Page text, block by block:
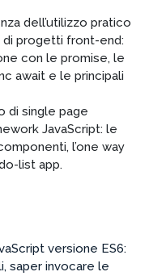
dell’utilizzo pratico
di progetti front-end:
con le promise, le
await e le principali
di single page
JavaScript: le
l’one way
list app.
versione ES6:
saper invocare le